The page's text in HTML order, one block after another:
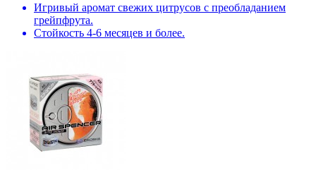
Игривый аромат свежих цитрусов с преобладанием
грейпфрута.
Стойкость 4-6 месяцев и более.